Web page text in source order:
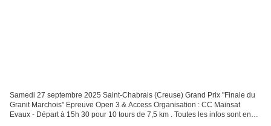
Samedi 27 septembre 2025 Saint-Chabrais (Creuse) Grand Prix "Finale du
Granit Marchois" Epreuve Open 3 & Access Organisation : CC Mainsat
Evaux - Départ à 15h 30 pour 10 tours de 7,5 km . Toutes les infos sont en